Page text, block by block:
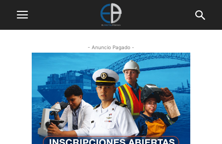
- Anuncio Pagado -